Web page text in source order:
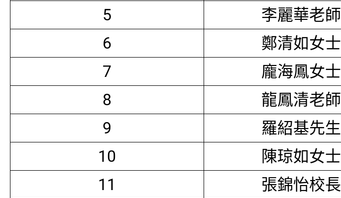
5
李麗華老師
6
鄭清如女士
7
龐海鳳女士
8
龍鳳清老師
9
羅紹基先生
10
陳琼如女士
11
張錦怡校長